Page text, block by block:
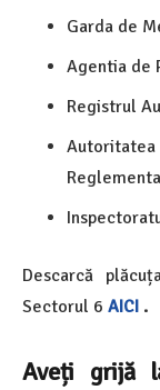
Garda de
Agentia de
Registrul
Descarcă
Sectorul 6 AICI .
Aveți grijă